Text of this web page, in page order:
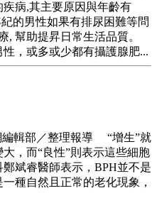
病,其主要原因與年齡有
的男性如果有排尿困難等問
, 幫助提昇日常生活品質。
，或多或少都有攝護腺肥...
編輯部／整理報導 “增生”就
，而“良性”則表示這些細胞
斌睿醫師表示，BPH並不是
種自然且正常的老化現象，